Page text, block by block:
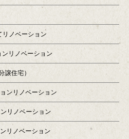
リノベーション
リノベーション
譲住宅）
ンリノベーション
リノベーション
リノベーション